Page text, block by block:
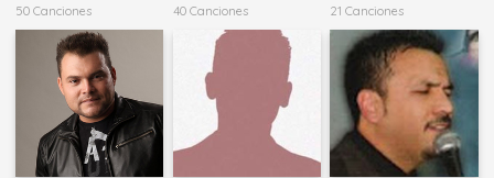
50 Canciones 40 Canciones 21 Canciones